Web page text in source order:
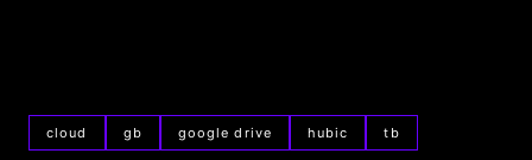
cloud gb google drive hubic tb